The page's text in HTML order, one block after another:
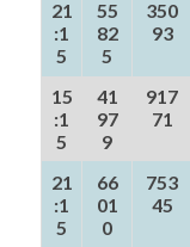
21
:1
5
55
82
5
350
93
15
:1
5
41
97
9
917
71
21
:1
5
66
01
0
753
45